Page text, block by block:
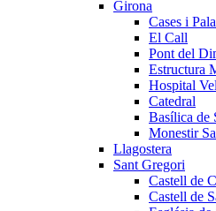
Girona
Cases i
El Call
Pont del
Estructura
Hospital
Catedral
Basílica de
Monestir
Llagostera
Sant Gregori
Castell de
Castell de